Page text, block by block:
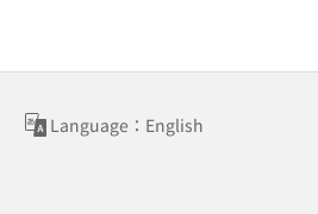
Language：English